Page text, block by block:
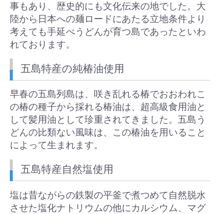
事もあり、歴史的にも文化伝来の地でした。大
陸から日本への麺ロードにあたる立地条件より
考えても手延べうどんが育つ島であったといわ
れております。
五島特産の純椿油使用
早春の五島列島は、咲き乱れる椿でおおわれこ
の椿の種子から採れる椿油は、超高級食用油と
して髪用油として珍重されてきました。五島う
どんの比類ない風味は、この椿油を用いること
によって生まれます。
五島特産自然塩使用
塩は昔ながらの鉄製の平釜で煮つめて自然脱水
させた塩化ナトリウムの他にカルシウム、マグ